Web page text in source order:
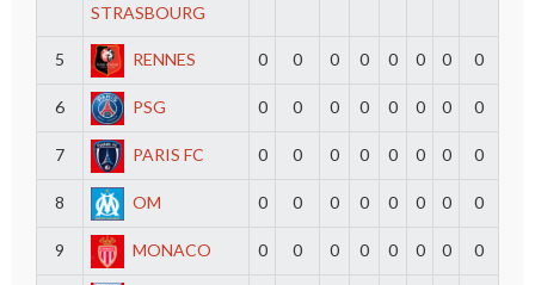
STRASBOURG
5 RENNES 0 0 0 0 0 0 0 0
6 PSG 0 0 0 0 0 0 0 0
7 PARIS FC 0 0 0 0 0 0 0 0
8 OM 0 0 0 0 0 0 0 0
9 MONACO 0 0 0 0 0 0 0 0